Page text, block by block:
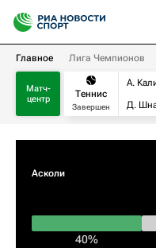
Главное Лига Чемпионов
Матч-
центр
Теннис
Завершен
А.
Д.
Асколи
40%